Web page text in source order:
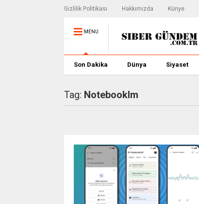
Gizlilik Politikası Hakkımızda Künye
MENU
Son Dakika Dünya Siyaset
Tag: Notebooklm